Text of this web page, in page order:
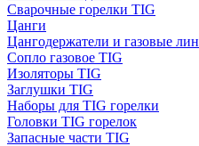
Сварочные горелки TIG
Цанги
Цангодержатели и газовые
Сопло газовое TIG
Изоляторы TIG
Заглушки TIG
Наборы для TIG горелки
Головки TIG горелок
Запасные части TIG